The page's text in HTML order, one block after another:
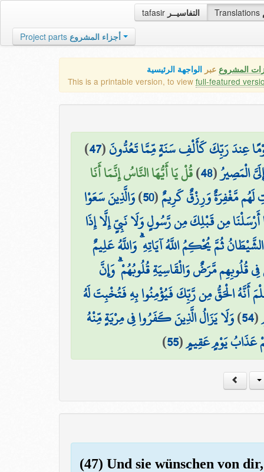
tafasir التفاسيــر Translations
Project parts أجزاء المشروع
المشروع عبر الواجهة الرئيسية
This is a printable version, to view full-featured
عِندَ رَبِّكَ كَأَلْفِ سَنَةٍ مِّمَّا تَعُدُّونَ(
47
)
الْمَصِيرُ(
48
)قُلْ يَا أَيُّهَا النَّاسُ إِنَّمَا أَنَا
لَهُم مَّغْفِرَةٌ وَرِزْقٌ كَرِيمٌ(
50
)وَالَّذِينَ سَعَوْا
أَرْسَلْنَا مِن قَبْلِكَ مِن رَّسُولٍ وَلَا نَبِيٍّ إِلَّا إِذَا
ثُمَّ يُحْكِمُ اللَّهُ آيَاتِهِ ۗ وَاللَّهُ عَلِيمٌ
قُلُوبِهِم مَّرَضٌ وَالْقَاسِيَةِ قُلُوبُهُمْ ۗ وَإِنَّ
أَنَّهُ الْحَقُّ مِن رَّبِّكَ فَيُؤْمِنُوا بِهِ فَتُخْبِتَ لَهُ
(
54
)وَلَا يَزَالُ الَّذِينَ كَفَرُوا فِي مِرْيَةٍ مِّنْهُ
عَذَابُ يَوْمٍ عَقِيمٍ(
55
)
(47) Und sie wünschen von